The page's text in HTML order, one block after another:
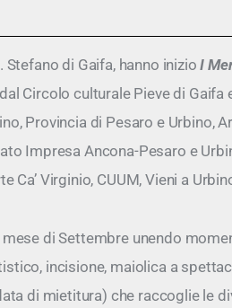
Stefano di Gaifa, hanno inizioI
Circolo culturale Pieve di Gaifa
Provincia di Pesaro e Urbino,
Impresa Ancona-Pesaro e
Ca’ Virginio, CUUM, Vieni a
di Settembre unendo
incisione, maiolica a
di mietitura) che raccoglie le